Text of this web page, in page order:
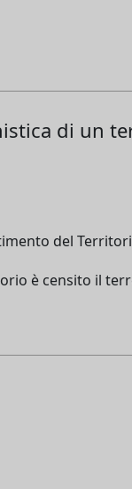
di un
del
è censito il